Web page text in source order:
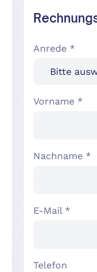
Anrede *
Vorname *
Nachname *
E-Mail *
Telefon